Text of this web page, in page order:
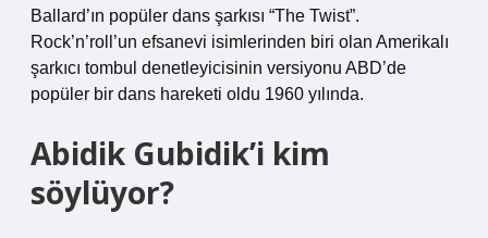
Ballard’ın popüler dans şarkısı “The Twist”.
Rock’n’roll’un efsanevi isimlerinden biri olan Amerikalı
şarkıcı tombul denetleyicisinin versiyonu ABD’de
popüler bir dans hareketi oldu 1960 yılında.
Abidik Gubidik’i kim
söylüyor?